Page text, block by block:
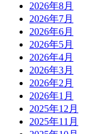
2026年8月
2026年7月
2026年6月
2026年5月
2026年4月
2026年3月
2026年2月
2026年1月
2025年12月
2025年11月